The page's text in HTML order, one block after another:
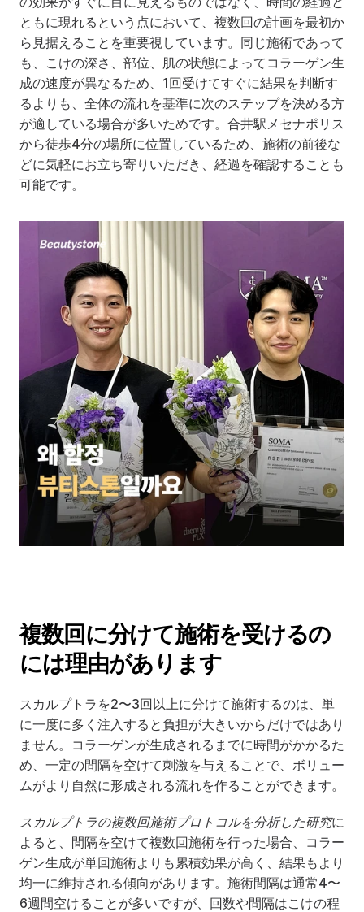
ともに現れるという点において、複数回の計画を最初か
ら見据えることを重要視しています。同じ施術であって
も、こけの深さ、部位、肌の状態によってコラーゲン生
成の速度が異なるため、1回受けてすぐに結果を判断す
るよりも、全体の流れを基準に次のステップを決める方
が適している場合が多いためです。合井駅メセナポリス
から徒歩4分の場所に位置しているため、施術の前後な
どに気軽にお立ち寄りいただき、経過を確認することも
可能です。
複数回に分けて施術を受けるの
には理由があります
スカルプトラを2〜3回以上に分けて施術するのは、単
に一度に多く注入すると負担が大きいからだけではあり
ません。コラーゲンが生成されるまでに時間がかかるた
め、一定の間隔を空けて刺激を与えることで、ボリュー
ムがより自然に形成される流れを作ることができます。
スカルプトラの複数回施術プロトコルを分析した研究に
よると、間隔を空けて複数回施術を行った場合、コラー
ゲン生成が単回施術よりも累積効果が高く、結果もより
均一に維持される傾向があります。施術間隔は通常4〜
6週間空けることが多いですが、回数や間隔はこけの程